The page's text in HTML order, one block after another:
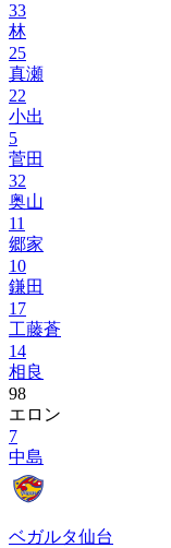
33
林
25
真瀬
22
小出
5
菅田
32
奥山
11
郷家
10
鎌田
17
工藤蒼
14
相良
98
エロン
7
中島
ベガルタ仙台